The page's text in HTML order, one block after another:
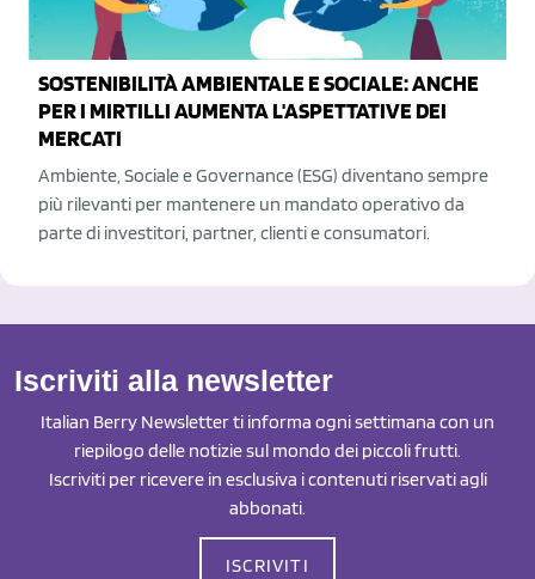
SOSTENIBILITÀ AMBIENTALE E SOCIALE: ANCHE
PER I MIRTILLI AUMENTA L'ASPETTATIVE DEI
MERCATI
Ambiente, Sociale e Governance (ESG) diventano sempre
più rilevanti per mantenere un mandato operativo da
parte di investitori, partner, clienti e consumatori.
Iscriviti alla newsletter
Italian Berry Newsletter ti informa ogni settimana con un
riepilogo delle notizie sul mondo dei piccoli frutti.
Iscriviti per ricevere in esclusiva i contenuti riservati agli
abbonati.
ISCRIVITI